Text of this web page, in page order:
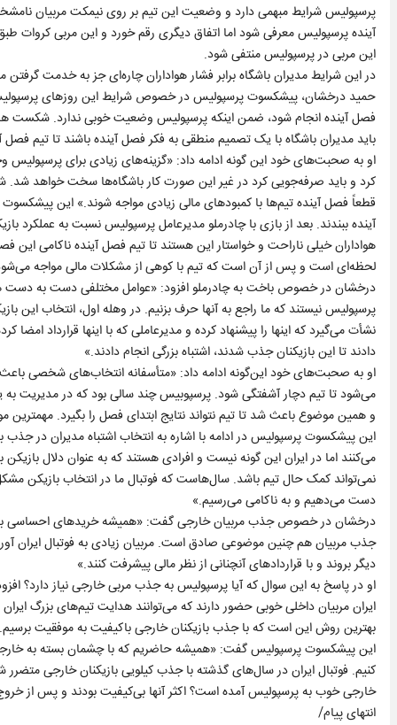
پرسپولیس شرایط مبهمی دارد و وضعیت این تیم بر روی نیمکت مربیان
آینده پرسپولیس معرفی شود اما اتفاق دیگری رقم خورد و این مربی کروات
این مربی در پرسپولیس منتفی شود.
در این شرایط مدیران باشگاه برابر فشار هواداران چاره‌ای جز به خدمت
حمید درخشان، پیشکسوت پرسپولیس در خصوص شرایط این روزهای
فصل آینده انجام شود، ضمن اینکه پرسپولیس وضعیت خوبی ندارد. شکست
باید مدیران باشگاه با یک تصمیم منطقی به فکر فصل آینده باشند تا تیم فصل
او به صحبت‌های خود این گونه ادامه داد: «گزینه‌های زیادی برای پرسپولیس
کرد و باید صرفه‌جویی کرد در غیر این صورت کار باشگاه‌ها سخت خواهد شد.
قطعاً فصل آینده تیم‌ها با کمبودهای مالی زیادی مواجه شوند.» این
آینده ببندند. بعد از بازی با چادرملو مدیرعامل پرسپولیس نسبت به عملکرد
هواداران خیلی ناراحت و خواستار این هستند تا تیم فصل آینده ناکامی
لحظه‌ای است و پس از آن است که تیم با کوهی از مشکلات مالی مواجه
درخشان در خصوص باخت به چادرملو افزود: «عوامل مختلفی دست به دست هم
پرسپولیس نیستند که ما راجع به آنها حرف بزنیم. در وهله اول، انتخاب این
نشأت می‌گیرد که اینها را پیشنهاد کرده و مدیرعاملی که با اینها قرارداد
دادند تا این بازیکنان جذب شدند، اشتباه بزرگی انجام دادند.»
او به صحبت‌های خود این‌گونه ادامه داد: «متأسفانه انتخاب‌های شخصی
می‌شود تا تیم دچار آشفتگی شود. پرسپوبیس چند سالی بود که در مدیریت به
و همین موضوع باعث شد تا تیم نتواند نتایج ابتدای فصل را بگیرد.
این پیشکسوت پرسپولیس در ادامه با اشاره به انتخاب اشتباه مدیران در
می‌کنند اما در ایران این گونه نیست و افرادی هستند که به عنوان دلال
نمی‌تواند کمک حال تیم باشد. سال‌هاست که فوتبال ما در انتخاب بازیکن
دست می‌دهیم و به ناکامی می‌رسیم.»
درخشان در خصوص جذب مربیان خارجی گفت: «همیشه خریدهای احساسی به
جذب مربیان هم چنین موضوعی صادق است. مربیان زیادی به فوتبال ایران آوردیم
دیگر بروند و با قراردادهای آنچنانی از نظر مالی پیشرفت کنند.»
او در پاسخ به این سوال که آیا پرسپولیس به جذب مربی خارجی نیاز دارد؟
ایران مربیان داخلی خوبی حضور دارند که می‌توانند هدایت تیم‌های بزرگ
بهترین روش این است که با جذب بازیکنان خارجی باکیفیت به موفقیت
این پیشکسوت پرسپولیس گفت: «همیشه حاضریم که با چشمان بسته به
کنیم. فوتبال ایران در سال‌های گذشته با جذب کیلویی بازیکنان خارجی
خارجی خوب به پرسپولیس آمده است؟ اکثر آنها بی‌کیفیت بودند و پس از
انتهای پیام/